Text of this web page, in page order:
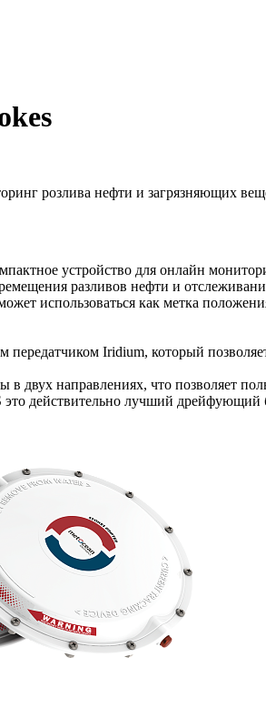
розлива нефти и загрязняющих
устройство для онлайн
разливов нефти и
использоваться как метка
Iridium, который
в двух направлениях, что позволяет
действительно лучший дрейфующий